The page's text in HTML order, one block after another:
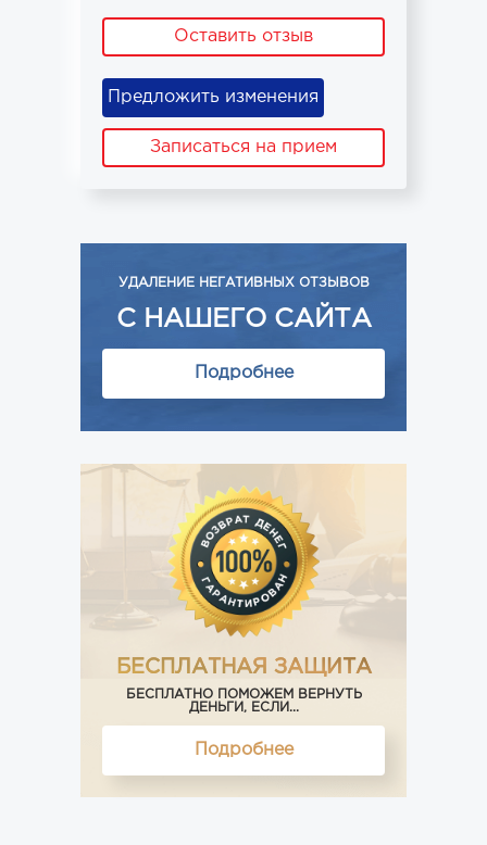
Оставить отзыв
Предложить изменения
Записаться на прием
УДАЛЕНИЕ НЕГАТИВНЫХ ОТЗЫВОВ
С НАШЕГО САЙТА
Подробнее
БЕСПЛАТНАЯ ЗАЩИТА
БЕСПЛАТНО ПОМОЖЕМ ВЕРНУТЬ
ДЕНЬГИ, ЕСЛИ...
Подробнее